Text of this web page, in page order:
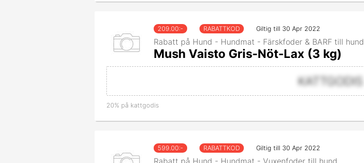
209.00:- RABATTKOD Giltig till 30 Apr 2022
Rabatt på Hund - Hundmat - Färskfoder & BARF till hund
Mush Vaisto Gris-Nöt-Lax (3 kg)
KATTGODIS
20% på kattgodis
599.00:- RABATTKOD Giltig till 30 Apr 2022